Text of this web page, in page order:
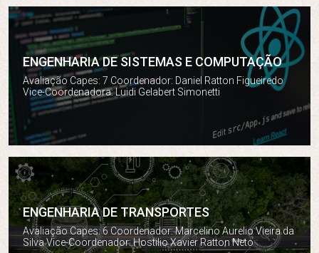
ENGENHARIA DE SISTEMAS E COMPUTAÇÃO
Avaliação Capes: 7 Coordenador: Daniel Ratton Figueiredo
Vice-Coordenadora: Luidi Gelabert Simonetti
Engenharia de Sistemas e Computação
ENGENHARIA DE TRANSPORTES
Avaliação Capes: 6 Coordenador: Marcelino Aurelio Vieira da
Silva Vice-Coordenador: Hostilio Xavier Ratton Neto
Engenharia de Transportes